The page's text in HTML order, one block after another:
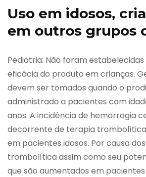
Uso em idosos,
em outros grupos
Pediatria: Não foram
eficácia do produto em crianças.
devem ser tomados quando o
administrado a pacientes com
anos. A incidência de hemorragia
decorrente de terapia
em pacientes idosos. Por causa
trombolítica assim como seu
que são aumentados em pacientes